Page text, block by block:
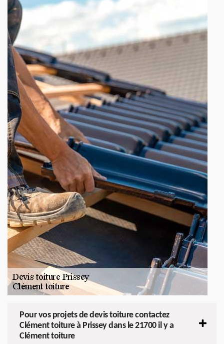
Pour vos projets de devis toiture contactez
Clément toiture à Prissey dans le 21700 il y a
Clément toiture